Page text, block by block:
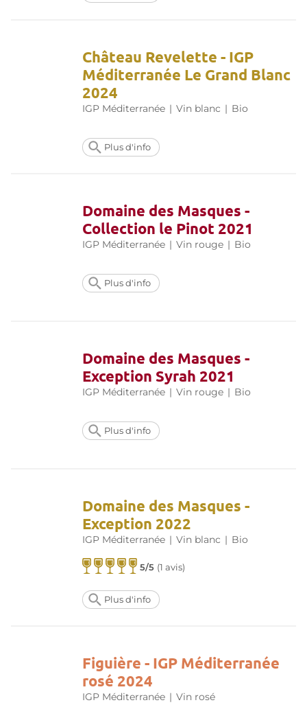
Château Revelette - IGP
Méditerranée Le Grand Blanc
2024
IGP Méditerranée | Vin blanc | Bio
Plus d'info
Domaine des Masques -
Collection le Pinot 2021
IGP Méditerranée | Vin rouge | Bio
Plus d'info
Domaine des Masques -
Exception Syrah 2021
IGP Méditerranée | Vin rouge | Bio
Plus d'info
Domaine des Masques -
Exception 2022
IGP Méditerranée | Vin blanc | Bio
5/5 (1 avis)
Plus d'info
Figuière - IGP Méditerranée
rosé 2024
IGP Méditerranée | Vin rosé